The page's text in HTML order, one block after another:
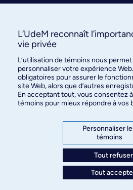
À propos / Nous joindre
des relations publiques
3744, rue Jean-Brillant, bureau 490
Montréal (Québec) H3T 1P1
L’UdeM reconnaît
vie privée
L’utilisation de témoins nous
personnaliser votre expérience
obligatoires pour assurer le
site Web, alors que d’autres
En acceptant tout, vous consentez
témoins pour mieux répondre à vos
Personnaliser
témoins
Tout refuser
Tout